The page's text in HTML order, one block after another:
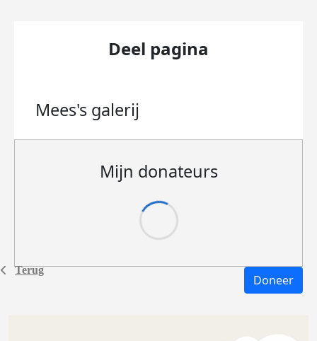
Terug
Deel pagina
Mees's galerij
Mijn donateurs
Doneer